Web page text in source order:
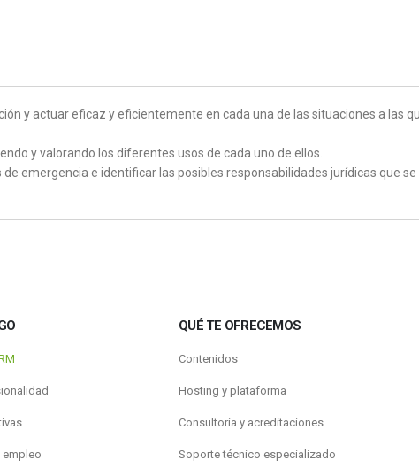
y actuar eficaz y eficientemente en cada una de las situaciones a las
y valorando los diferentes usos de cada uno de ellos.
emergencia e identificar las posibles responsabilidades jurídicas que
empleo
QUÉ TE OFRECEMOS
Contenidos
Hosting y plataforma
Consultoría y acreditaciones
Soporte técnico especializado